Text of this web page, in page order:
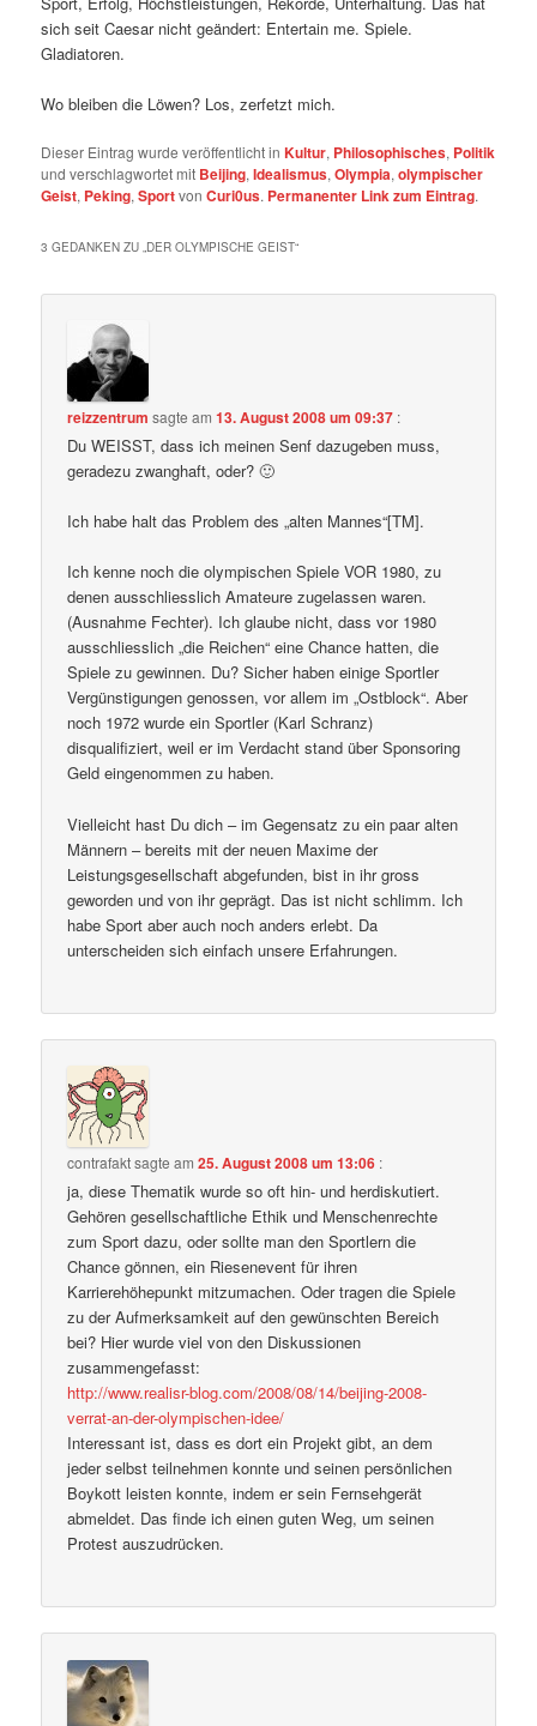
sich seit Caesar nicht geändert: Entertain me. Spiele.
Gladiatoren.
Wo bleiben die Löwen? Los, zerfetzt mich.
Dieser Eintrag wurde veröffentlicht inKultur, Philosophisches, Politik
und verschlagwortet mit Beijing,Idealismus,Olympia,olympischer
Geist, Peking,SportvonCuri0us. Permanenter Link zum Eintrag.
3 GEDANKEN ZU „DER OLYMPISCHE GEIST“
reizzentrum sagte am13. August 2008 um 09:37 :
Du WEISST, dass ich meinen Senf dazugeben muss,
geradezu zwanghaft, oder? 🙂
Ich habe halt das Problem des „alten Mannes“[TM].
Ich kenne noch die olympischen Spiele VOR 1980, zu
denen ausschliesslich Amateure zugelassen waren.
(Ausnahme Fechter). Ich glaube nicht, dass vor 1980
ausschliesslich „die Reichen“ eine Chance hatten, die
Spiele zu gewinnen. Du? Sicher haben einige Sportler
Vergünstigungen genossen, vor allem im „Ostblock“. Aber
noch 1972 wurde ein Sportler (Karl Schranz)
disqualifiziert, weil er im Verdacht stand über Sponsoring
Geld eingenommen zu haben.
Vielleicht hast Du dich – im Gegensatz zu ein paar alten
Männern – bereits mit der neuen Maxime der
Leistungsgesellschaft abgefunden, bist in ihr gross
geworden und von ihr geprägt. Das ist nicht schlimm. Ich
habe Sport aber auch noch anders erlebt. Da
unterscheiden sich einfach unsere Erfahrungen.
contrafaktsagte am25. August 2008 um 13:06 :
ja, diese Thematik wurde so oft hin- und herdiskutiert.
Gehören gesellschaftliche Ethik und Menschenrechte
zum Sport dazu, oder sollte man den Sportlern die
Chance gönnen, ein Riesenevent für ihren
Karrierehöhepunkt mitzumachen. Oder tragen die Spiele
zu der Aufmerksamkeit auf den gewünschten Bereich
bei? Hier wurde viel von den Diskussionen
zusammengefasst:
http://www.realisr-blog.com/2008/08/14/beijing-2008-
verrat-an-der-olympischen-idee/
Interessant ist, dass es dort ein Projekt gibt, an dem
jeder selbst teilnehmen konnte und seinen persönlichen
Boykott leisten konnte, indem er sein Fernsehgerät
abmeldet. Das finde ich einen guten Weg, um seinen
Protest auszudrücken.